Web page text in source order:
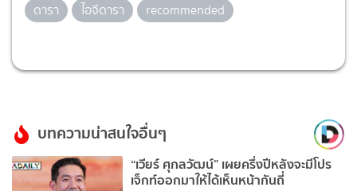
ดารา
ไอจีดารา recommended
บทความน่าสนใจอื่นๆ
“เวียร์ ศุกลวัฒน์” เผยครึ่งปีหลังจะมีโปร
เจ็กท์ออกมาให้ได้เห็นหน้ากันถี่